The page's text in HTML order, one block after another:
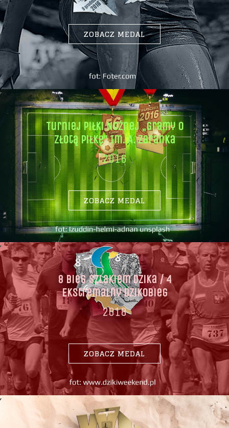
ZOBACZ MEDAL
Turniej Piłki Nożnej „gramy O
Złotą Piłkę” Im. A. Zaranka
2016
ZOBACZ MEDAL
8 Bieg Szlakiem Dzika / 4
Ekstremalny Dzikobieg
2018
ZOBACZ MEDAL